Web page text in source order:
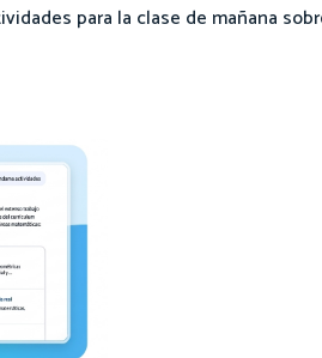
para la clase de mañana